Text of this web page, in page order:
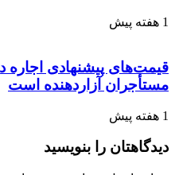
1 هفته پیش
قیمت‌های پیشنهادی اجاره
مستأجران آزاردهنده است
1 هفته پیش
دیدگاهتان را بنویسید